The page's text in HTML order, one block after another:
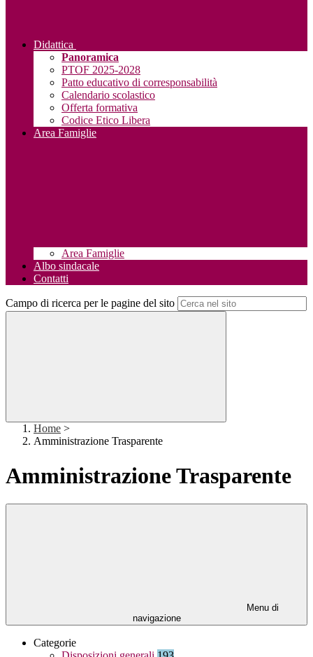
Didattica
Panoramica
PTOF 2025-2028
Patto educativo di corresponsabilità
Calendario scolastico
Offerta formativa
Codice Etico Libera
Area Famiglie
Area Famiglie
Albo sindacale
Contatti
Campo di ricerca per le pagine del sito
Home >
Amministrazione Trasparente
Amministrazione Trasparente
Menu di
navigazione
Categorie